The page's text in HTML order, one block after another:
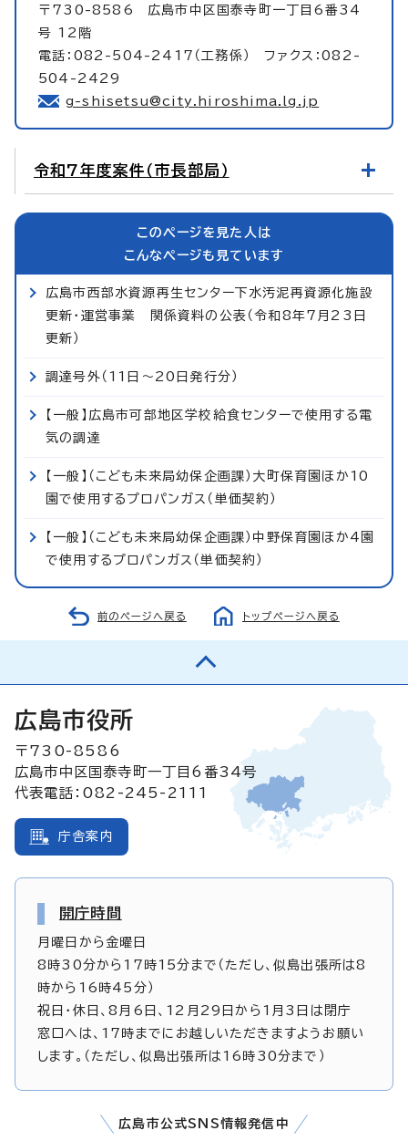
〒730-8586 広島市中区国泰寺町一丁目6番34
号 12階
電話：082-504-2417（工務係） ファクス：082-
504-2429
g-shisetsu@city.hiroshima.lg.jp
令和7年度案件（市長部局）
このページを見た人は
こんなページも見ています
広島市西部水資源再生センター下水汚泥再資源化施設
更新・運営事業 関係資料の公表（令和8年7月23日
更新）
調達号外（11日～20日発行分）
【一般】広島市可部地区学校給食センターで使用する電
気の調達
【一般】（こども未来局幼保企画課）大町保育園ほか10
園で使用するプロパンガス（単価契約）
【一般】（こども未来局幼保企画課）中野保育園ほか4園
で使用するプロパンガス（単価契約）
前のページへ戻る トップページへ戻る
広島市役所
〒730-8586
広島市中区国泰寺町一丁目6番34号
代表電話：082-245-2111
庁舎案内
開庁時間
月曜日から金曜日
8時30分から17時15分まで（ただし、似島出張所は8
時から16時45分）
祝日・休日、8月6日、12月29日から1月3日は閉庁
窓口へは、17時までにお越しいただきますようお願い
します。（ただし、似島出張所は16時30分まで）
広島市公式SNS情報発信中